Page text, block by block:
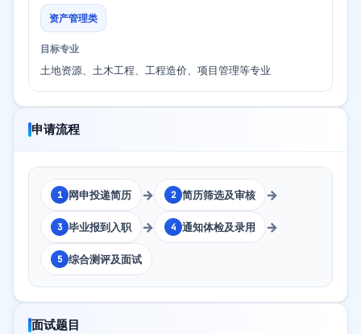
资产管理类
目标专业
土地资源、土木工程、工程造价、项目管理等专业
申请流程
1 网申投递简历 → 2 简历筛选及审核 →
3 毕业报到入职 → 4 通知体检及录用 →
5 综合测评及面试
面试题目